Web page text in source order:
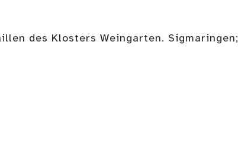
des Klosters Weingarten. Sigmaringen;